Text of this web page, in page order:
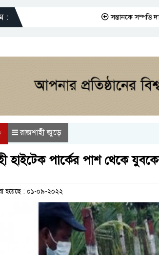
: সন্তানকে সম্পত্তি দান
রাজশাহী জুড়ে
হাইটেক পার্কের পাশ থেকে
হয়েছে : ০১-০৯-২০২২